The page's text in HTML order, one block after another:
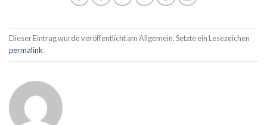
Dieser Eintrag wurde veröffentlicht am Allgemein. Setzte ein Lesezeichen
permalink.